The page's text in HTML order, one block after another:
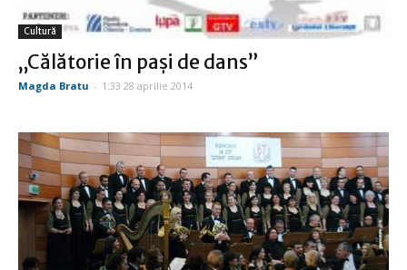
Cultură
„Călătorie în paşi de dans”
Magda Bratu - 1:33 28 aprilie 2014